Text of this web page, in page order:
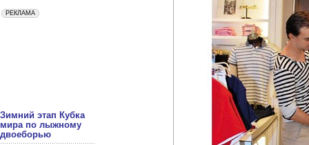
Зимний этап Кубка
мира по лыжному
двоеборью